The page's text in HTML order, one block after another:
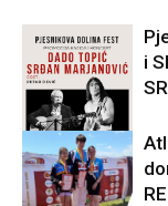
Kultura
i